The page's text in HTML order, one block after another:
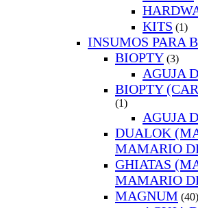
KITS (1)
INSUMOS PARA
BIOPTY (3)
AGUJA
BIOPTY
(1)
AGUJA
DUALOK
MAMARIO
GHIATAS
MAMARIO
MAGNUM (40)